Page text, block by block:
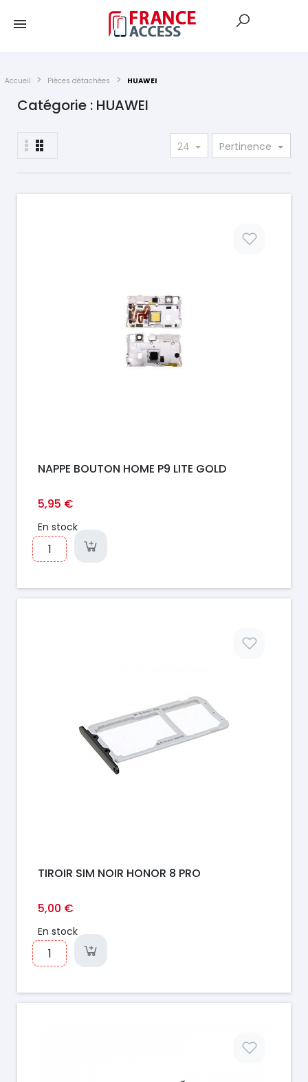
Accueil Pièces détachées HUAWEI
Catégorie : HUAWEI
24 Pertinence
NAPPE BOUTON HOME P9 LITE GOLD
5,95 €
En stock
TIROIR SIM NOIR HONOR 8 PRO
5,00 €
En stock